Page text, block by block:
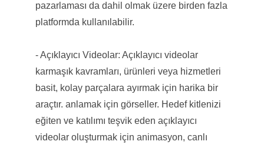
pazarlaması da dahil olmak üzere birden fazla
platformda kullanılabilir.
- Açıklayıcı Videolar: Açıklayıcı videolar
karmaşık kavramları, ürünleri veya hizmetleri
basit, kolay parçalara ayırmak için harika bir
araçtır. anlamak için görseller. Hedef kitlenizi
eğiten ve katılımı teşvik eden açıklayıcı
videolar oluşturmak için animasyon, canlı